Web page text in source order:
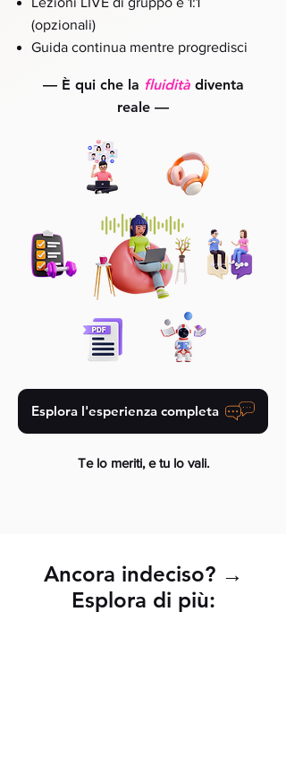
(opzionali)
Guida continua mentre progredisci
—È qui che la fluiditàdiventa
reale —
Esplora l'esperienza completa
Te lo meriti, e tu lo vali.
Ancora indeciso? →
Esplora di più: